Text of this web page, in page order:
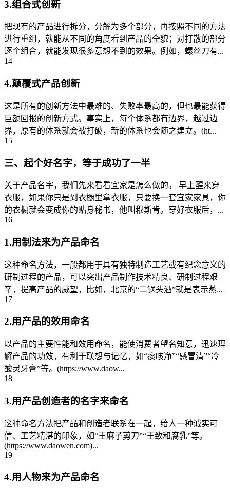
3.组合式创新
把现有的产品进行拆分，分解为多个部分，再按照不同的方法
进行重组，就能从不同的角度看到产品的全貌；对打散的部分
逐个组合，就能发现很多意想不到的效果。例如，螺丝刀有...
14
4.颠覆式产品创新
这是所有的创新方法中最难的、失败率最高的，但也最能获得
巨额回报的创新方式。事实上，每个体系都有边界，越过边
界，原有的体系就会被打破，新的体系也会随之建立。(ht...
15
三、起个好名字，等于成功了一半
关于产品名字，我们先来看看宜家是怎么做的。 早上醒来穿
衣服，如果你只是到衣橱里拿衣服，只要换一套宜家家具，你
的衣橱就会变成你的贴身秘书，他叫穆斯肯。穿好衣服后，...
16
1.用制法来为产品命名
这种命名方法，一般都用于具有独特制造工艺或有纪念意义的
研制过程的产品，可以突出产品制作技术精良、研制过程艰
辛，提高产品的威望，比如，北京的“二锅头酒”就是表示蒸...
17
2.用产品的效用命名
以产品的主要性能和效用命名，能使消费者望名知意，迅速理
解产品的功效，有利于联想与记忆，如“痰咳净”“感冒清”“冷
酸灵牙膏”等。(https://www.daow...
18
3.用产品创造者的名字来命名
这种命名方法把产品和创造者联系在一起，给人一种诚实可
信、工艺精湛的印象，如“王麻子剪刀”“王致和腐乳”等。
(https://www.daowen.com)...
19
4.用人物来为产品命名